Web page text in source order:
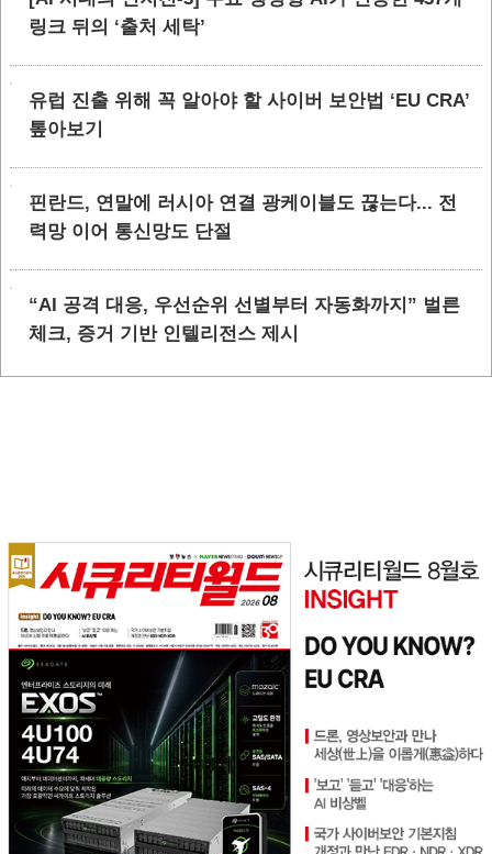
링크 뒤의 ‘출처 세탁’
유럽 진출 위해 꼭 알아야 할 사이버 보안법 ‘EU CRA’
톺아보기
핀란드, 연말에 러시아 연결 광케이블도 끊는다... 전
력망 이어 통신망도 단절
“AI 공격 대응, 우선순위 선별부터 자동화까지” 벌른
체크, 증거 기반 인텔리전스 제시